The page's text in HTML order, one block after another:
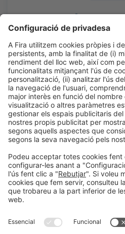
SEASTIA | La
construcció en
#Construmat
Dj 22 14:10h - 14:30h
Obert
LLegir més
Informació generalAvís legal